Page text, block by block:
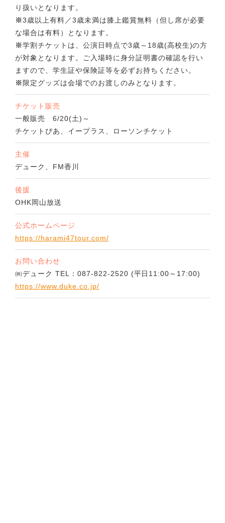
り扱いとなります。
※3歳以上有料／3歳未満は膝上鑑賞無料 （但し席が必要
な場合は有料）となります。
※学割チケットは、公演日時点で3歳～18歳(高校生)の方
が対象となります。ご入場時に身分証明書の確認を行い
ますので、 学生証や保険証等を必ずお持ちください。
※限定グッズは会場でのお渡しのみとなります。
チケット販売
一般販売 6/20(土)～
チケットぴあ、イープラス、ローソンチケット
主催
デューク、FM香川
後援
OHK岡山放送
公式ホームページ
https://harami47tour.com/
お問い合わせ
㈱デューク TEL：087-822-2520 (平日11:00～17:00)
https://www.duke.co.jp/